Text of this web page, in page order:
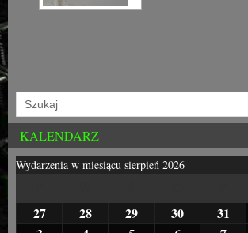
KALENDARZ
Wydarzenia w miesiącu sierpień 2026
27
28 29 30 31